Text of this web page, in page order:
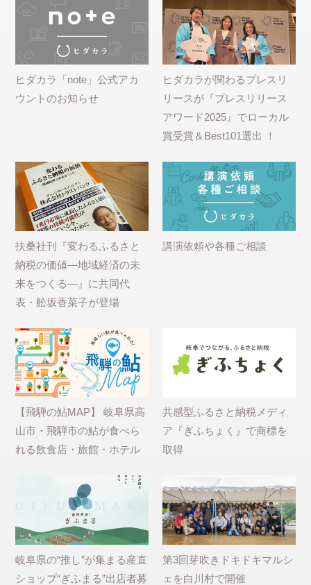
ヒダカラ「note」公式アカ
ウントのお知らせ
ヒダカラが関わるプレスリ
リースが『プレスリリース
アワード2025』でローカル
賞受賞＆Best101選出 ！
扶桑社刊『変わるふるさと
納税の価値―地域経済の未
来をつくる―』に共同代
表・舩坂香菜子が登場
講演依頼や各種ご相談
【飛騨の鮎MAP】 岐阜県高
山市・飛騨市の鮎が食べら
れる飲食店・旅館・ホテル
共感型ふるさと納税メディ
ア『ぎふちょく』で商標を
取得
岐阜県の“推し”が集まる産直
ショップ“ぎふまる”出店者募
第3回芽吹きドキドキマルシ
ェを白川村で開催